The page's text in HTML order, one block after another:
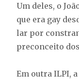
Um deles, o
que era gay
lar por
preconceito
Em outra ILPI,